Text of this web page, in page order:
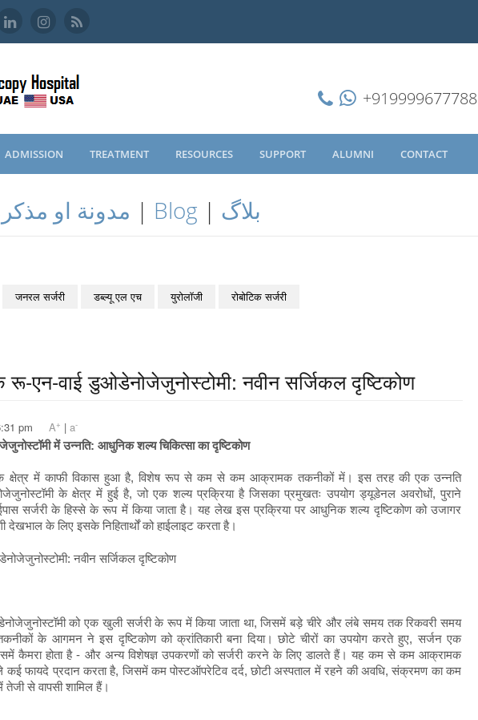
+919999677788
ADMISSION TREATMENT RESOURCES SUPPORT ALUMNI CONTACT
مدونة او | Blog | بلاگ
जनरल सर्जरी डब्ल्यू एल एच युरोलॉजी रोबोटिक सर्जरी
रू-एन-वाई डुओडेनोजेजुनोस्टोमी: नवीन सर्जिकल दृष्टिकोण
pm A+ | a-
में उन्नति: आधुनिक शल्य चिकित्सा का दृष्टिकोण
के क्षेत्र में काफी विकास हुआ है, विशेष रूप से कम से कम आक्रामक तकनीकों में। इस तरह की एक उन्नति
के क्षेत्र में हुई है, जो एक शल्य प्रक्रिया है जिसका प्रमुखतः उपयोग ड्यूडेनल अवरोधों, पुराने
सर्जरी के हिस्से के रूप में किया जाता है। यह लेख इस प्रक्रिया पर आधुनिक शल्य दृष्टिकोण को उजागर
देखभाल के लिए इसके निहितार्थों को हाईलाइट करता है।
को एक खुली सर्जरी के रूप में किया जाता था, जिसमें बड़े चीरे और लंबे समय तक रिकवरी समय
के आगमन ने इस दृष्टिकोण को क्रांतिकारी बना दिया। छोटे चीरों का उपयोग करते हुए, सर्जन एक
कैमरा होता है - और अन्य विशेषज्ञ उपकरणों को सर्जरी करने के लिए डालते हैं। यह कम से कम आक्रामक
कई फायदे प्रदान करता है, जिसमें कम पोस्टऑपरेटिव दर्द, छोटी अस्पताल में रहने की अवधि, संक्रमण का कम
तेजी से वापसी शामिल हैं।